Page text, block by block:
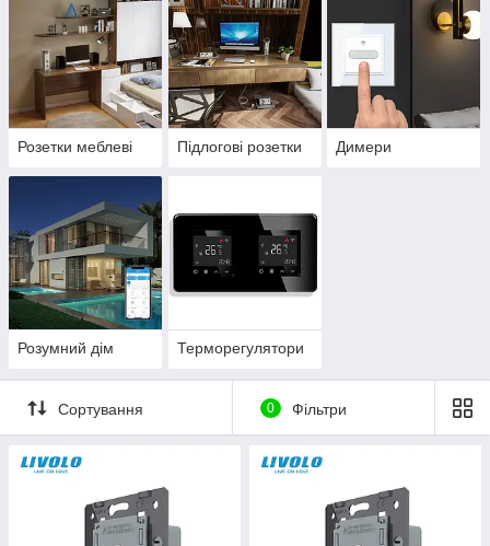
Розетки меблеві Підлогові розетки Димери
Розумний дім Терморегулятори
Сортування 0 Фільтри